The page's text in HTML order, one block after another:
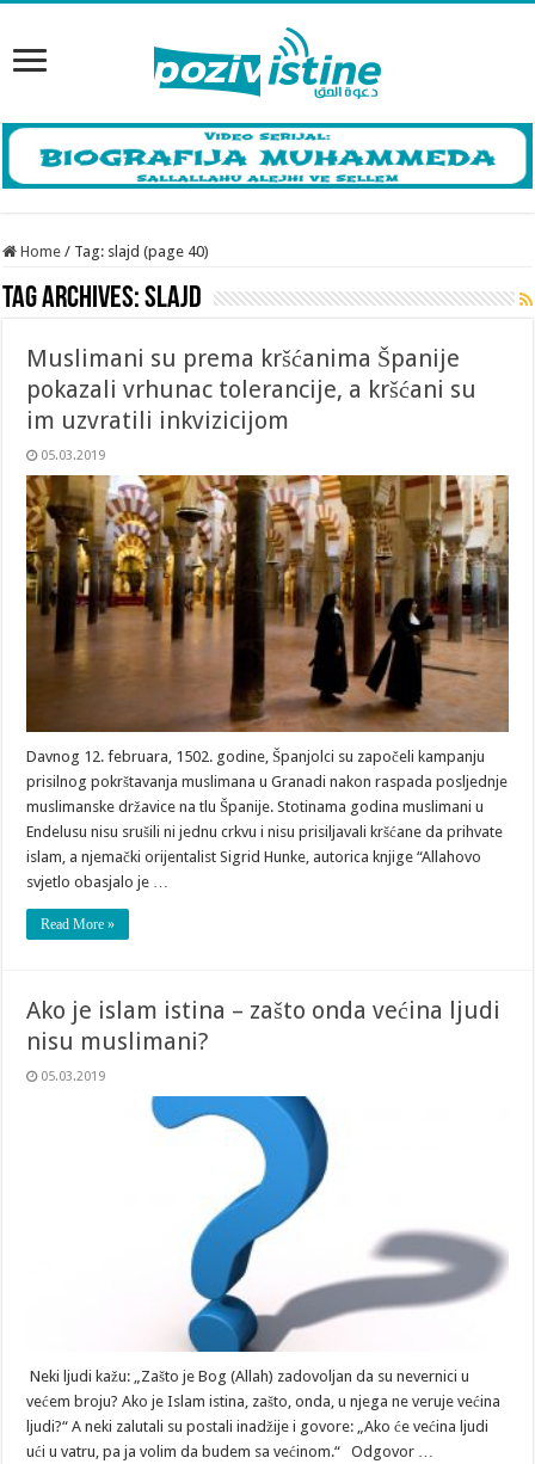
Home / Tag: slajd (page 40)
Tag Archives:slajd
Muslimani su prema kršćanima Španije
pokazali vrhunac tolerancije, a kršćani su
im uzvratili inkvizicijom
05.03.2019
Davnog 12. februara, 1502. godine, Španjolci su započeli kampanju
prisilnog pokrštavanja muslimana u Granadi nakon raspada posljednje
muslimanske državice na tlu Španije. Stotinama godina muslimani u
Endelusu nisu srušili ni jednu crkvu i nisu prisiljavali kršćane da prihvate
islam, a njemački orijentalist Sigrid Hunke, autorica knjige “Allahovo
svjetlo obasjalo je …
Read More »
Ako je islam istina – zašto onda većina ljudi
nisu muslimani?
05.03.2019
Neki ljudi kažu: „Zašto je Bog (Allah) zadovoljan da su nevernici u
većem broju? Ako je Islam istina, zašto, onda, u njega ne veruje većina
ljudi?“ A neki zalutali su postali inadžije i govore: „Ako će većina ljudi
ući u vatru, pa ja volim da budem sa većinom.“ Odgovor …